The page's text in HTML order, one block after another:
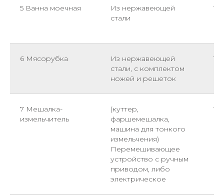
5 Ванна моечная
Из нержавеющей
стали
1
6 Мясорубка
Из нержавеющей
стали, с комплектом
ножей и решеток
1
7 Мешалка-
измельчитель
(куттер,
фаршемешалка,
машина для тонкого
измельчения)
Перемешивающее
устройство с ручным
приводом, либо
электрическое
1